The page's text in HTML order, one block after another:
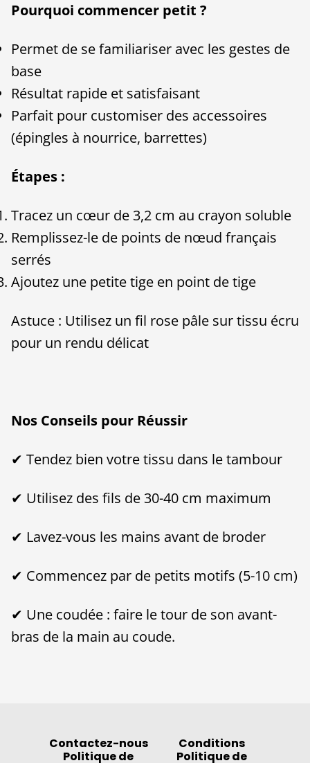
Pourquoi commencer petit ?
Permet de se familiariser avec les gestes de
base
Résultat rapide et satisfaisant
Parfait pour customiser des accessoires
(épingles à nourrice, barrettes)
Étapes :
Tracez un cœur de 3,2 cm au crayon soluble
Remplissez-le de points de nœud français
serrés
Ajoutez une petite tige en point de tige
Astuce : Utilisez un fil rose pâle sur tissu écru
pour un rendu délicat
Nos Conseils pour Réussir
✔ Tendez bien votre tissu dans le tambour
✔ Utilisez des fils de 30-40 cm maximum
✔ Lavez-vous les mains avant de broder
✔ Commencez par de petits motifs (5-10 cm)
✔ Une coudée : faire le tour de son avant-
bras de la main au coude.
Contactez-nous
Conditions
Politique de
Politique de